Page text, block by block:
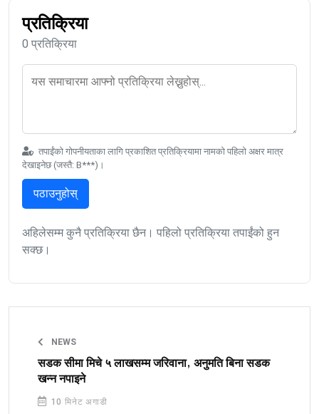
प्रतिक्रिया
0 प्रतिक्रिया
तपाईंको गोपनीयताका लागि प्रकाशित प्रतिक्रियामा नामको पहिलो अक्षर मात्र
देखाइनेछ (जस्तै: B***)।
पठाउनुहोस्
अहिलेसम्म कुनै प्रतिक्रिया छैन। पहिलो प्रतिक्रिया तपाईंको हुन
सक्छ।
NEWS
सडक सीमा मिचे ५ लाखसम्म जरिवाना, अनुमति बिना सडक
खन्न नपाइने
10 मिनेट अगाडी